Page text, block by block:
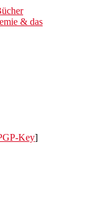
& das
Key]